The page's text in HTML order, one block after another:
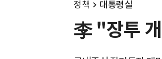
정책 대통령실
李 "장투